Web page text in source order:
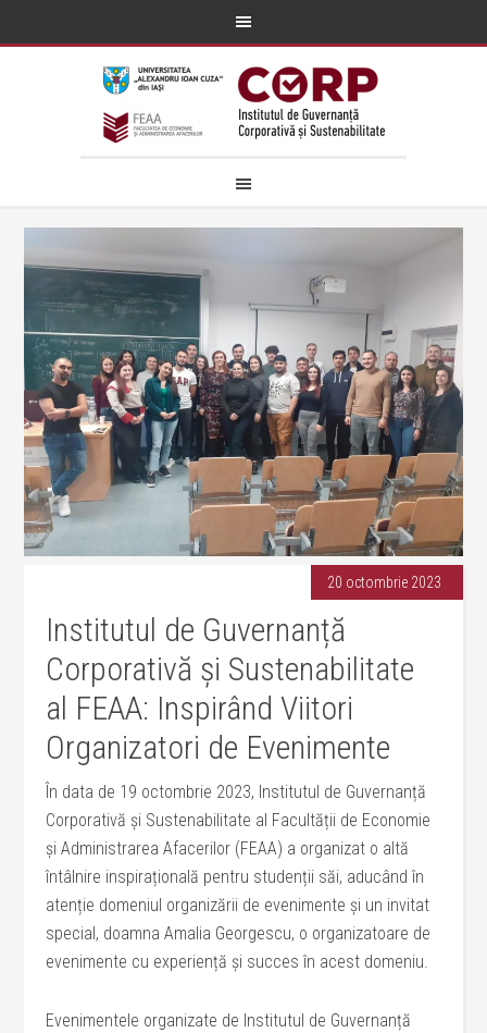
20 octombrie 2023
Institutul de Guvernanță
Corporativă și Sustenabilitate
al FEAA: Inspirând Viitori
Organizatori de Evenimente
În data de 19 octombrie 2023, Institutul de Guvernanță
Corporativă și Sustenabilitate al Facultății de Economie
și Administrarea Afacerilor (FEAA) a organizat o altă
întâlnire inspirațională pentru studenții săi, aducând în
atenție domeniul organizării de evenimente și un invitat
special, doamna Amalia Georgescu, o organizatoare de
evenimente cu experiență și succes în acest domeniu.
Evenimentele organizate de Institutul de Guvernanță